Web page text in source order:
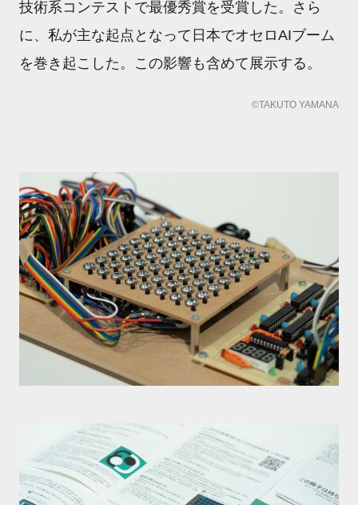
技術系コンテストで最優秀賞を受賞した。さら
に、私が主な起点となって日本でオセロAIブーム
を巻き起こした。この影響も含めて展示する。
©TAKUTO YAMANA